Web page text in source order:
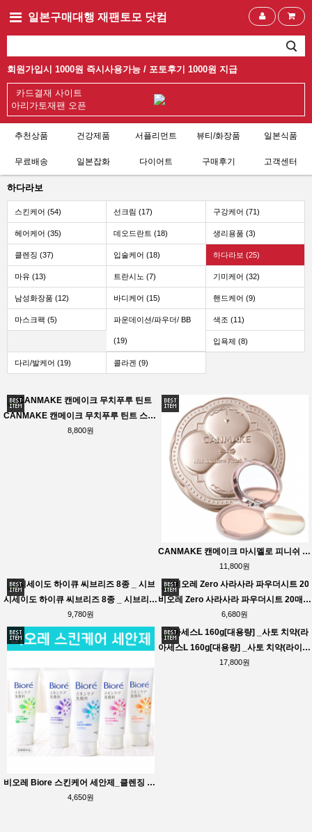
일본구매대행 재팬토모 닷컴
회원가입시 1000원 즉시사용가능 / 포토후기 1000원 지급
카드결재 사이트
아리가토재팬 오픈
추천상품 건강제품 서플리먼트 뷰티/화장품 일본식품
무료배송 일본잡화 다이어트 구매후기 고객센터
하다라보
스킨케어 (54) 선크림 (17) 구강케어 (71)
헤어케어 (35) 데오드란트 (18) 생리용품 (3)
클렌징 (37) 입술케어 (18) 하다라보 (25)
마유 (13) 트란시노 (7) 기미케어 (32)
남성화장품 (12) 바디케어 (15) 핸드케어 (9)
마스크팩 (5) 파운데이션/파우더/ BB
(19)
색조 (11)
입욕제 (8)
다리/발케어 (19) 콜라겐 (9)
CANMAKE 캔메이크 무치푸루 틴트 스틱 립 플럼퍼
8,800원
CANMAKE 캔메이크 마시멜로 피니쉬 파우더 외 3종
11,800원
시세이도 하이큐 씨브리즈 8종 _ 시브리즈 SEA BREEZE
9,780원
비오레 Zero 사라사라 파우더시트 20매입 대용량 외 5종
6,680원
비오레 Biore 스킨케어 세안제_클렌징 폼 아크네케어 외 5종
4,650원
아세스L 160g[대용량] _사토 치약(라이트민트맛)_초록
17,800원